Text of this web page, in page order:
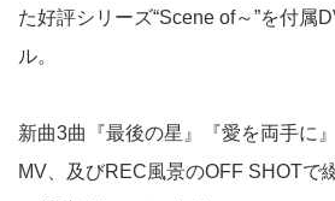
た好評シリーズ“Scene of～”を付属
ル。
新曲3曲『最後の星』『愛を両手に
MV、及びREC風景のOFF SHOTで